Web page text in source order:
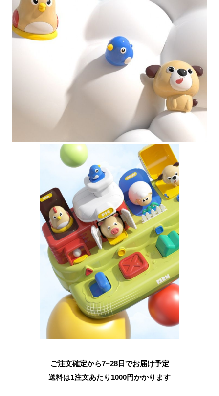
ご注文確定から7~28日でお届け予定
送料は1注文あたり 1000円かかります